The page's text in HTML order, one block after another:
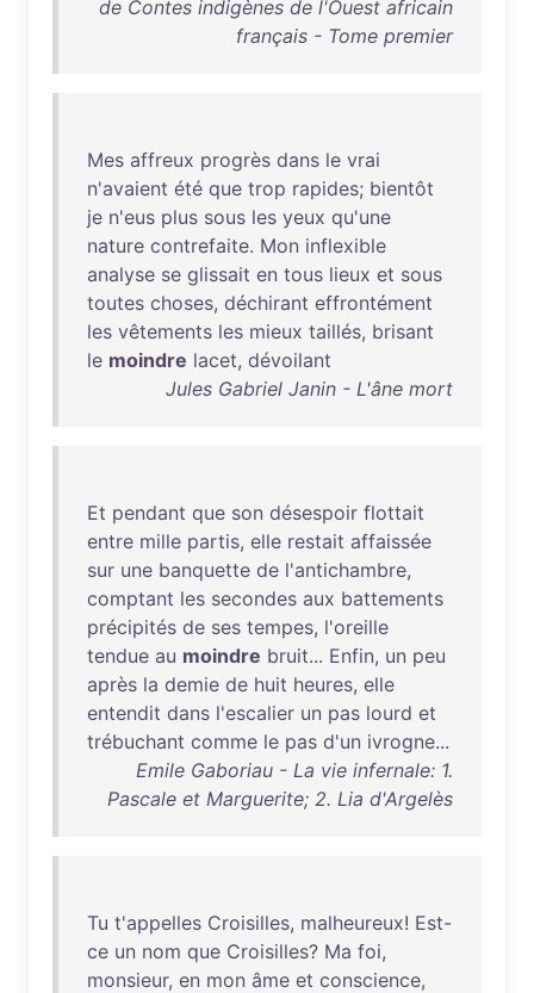
de Contes indigènes de l'Ouest africain
français - Tome premier
Mes affreux progrès dans le vrai
n'avaient été que trop rapides; bientôt
je n'eus plus sous les yeux qu'une
nature contrefaite. Mon inflexible
analyse se glissait en tous lieux et sous
toutes choses, déchirant effrontément
les vêtements les mieux taillés, brisant
le moindre lacet, dévoilant
Jules Gabriel Janin - L'âne mort
Et pendant que son désespoir flottait
entre mille partis, elle restait affaissée
sur une banquette de l'antichambre,
comptant les secondes aux battements
précipités de ses tempes, l'oreille
tendue au moindre bruit... Enfin, un peu
après la demie de huit heures, elle
entendit dans l'escalier un pas lourd et
trébuchant comme le pas d'un ivrogne...
Emile Gaboriau - La vie infernale: 1.
Pascale et Marguerite; 2. Lia d'Argelès
Tu t'appelles Croisilles, malheureux! Est-
ce un nom que Croisilles? Ma foi,
monsieur, en mon âme et conscience,